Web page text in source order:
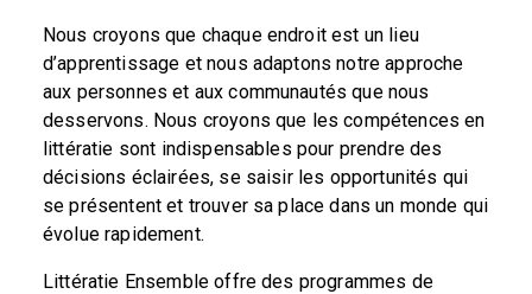
Nous croyons que chaque endroit est un lieu
d’apprentissage et nous adaptons notre approche
aux personnes et aux communautés que nous
desservons. Nous croyons que les compétences en
littératie sont indispensables pour prendre des
décisions éclairées, se saisir les opportunités qui
se présentent et trouver sa place dans un monde qui
évolue rapidement.
Littératie Ensemble offre des programmes de